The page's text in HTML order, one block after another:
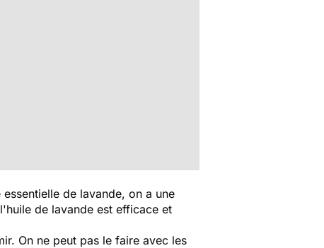
de lavande, on a une
de lavande est efficace et
On ne peut pas le faire avec les